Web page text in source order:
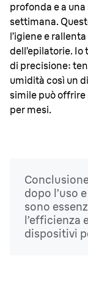
profonda e a
settimana.
l’igiene e
dell’epilatorie.
di precisione:
umidità così un
simile può
per mesi.
dopo l’uso
sono
l’efficienza
dispositivi